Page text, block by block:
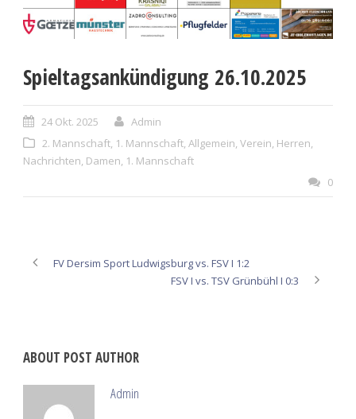
Spieltagsankündigung 26.10.2025
24 Okt. 2025
Admin
2. Mannschaft, 1. Mannschaft, Allgemein, Verein, Herren,
Nachrichten, Damen, 1. Mannschaft
0
FV Dersim Sport Ludwigsburg vs. FSV I 1:2
FSV I vs. TSV Grünbühl I 0:3
ABOUT POST AUTHOR
Admin